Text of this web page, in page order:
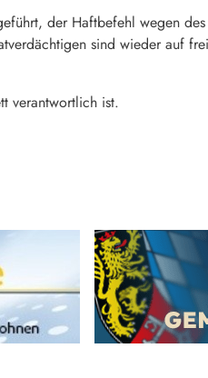
der Haftbefehl wegen
sind wieder auf
verantwortlich ist.